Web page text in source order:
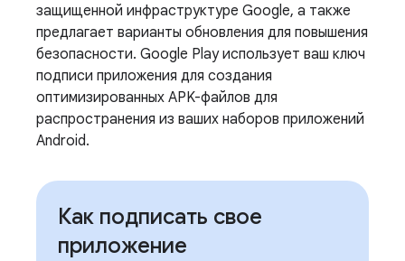
защищенной инфраструктуре Google, а также
предлагает варианты обновления для повышения
безопасности. Google Play использует ваш ключ
подписи приложения для создания
оптимизированных APK-файлов для
распространения из ваших наборов приложений
Android.
Как подписать свое
приложение